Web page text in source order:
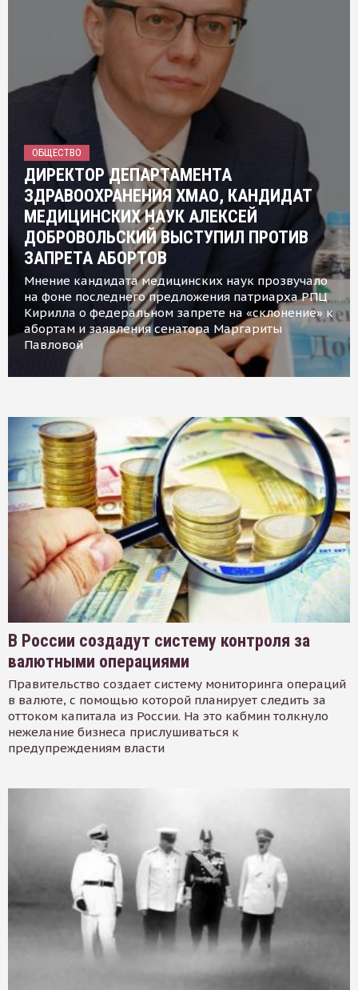
ОБЩЕСТВО
ДИРЕКТОР ДЕПАРТАМЕНТА
ЗДРАВООХРАНЕНИЯ ХМАО, КАНДИДАТ
МЕДИЦИНСКИХ НАУК АЛЕКСЕЙ
ДОБРОВОЛЬСКИЙ ВЫСТУПИЛ ПРОТИВ
ЗАПРЕТА АБОРТОВ
Мнение кандидата медицинских наук прозвучало
на фоне последнего предложения патриарха РПЦ
Кирилла о федеральном запрете на «склонение» к
абортам и заявления сенатора Маргариты
Павловой
В России создадут систему контроля за
валютными операциями
Правительство создает систему мониторинга операций
в валюте, с помощью которой планирует следить за
оттоком капитала из России. На это кабмин толкнуло
нежелание бизнеса прислушиваться к
предупреждениям власти